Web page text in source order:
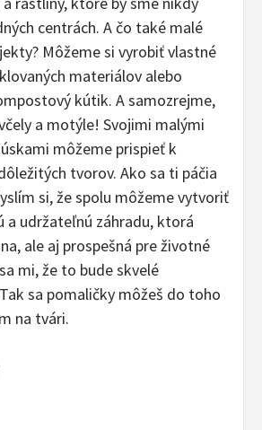
centrách. A čo také malé
Môžeme si vyrobiť vlastné
materiálov alebo
kútik. A samozrejme,
a motýle! Svojimi malými
môžeme prispieť k
tvorov. Ako sa ti páčia
si, že spolu môžeme vytvoriť
a udržateľnú záhradu, ktorá
ale aj prospešná pre životné
mi, že to bude skvelé
sa pomaličky môžeš do toho
na tvári.